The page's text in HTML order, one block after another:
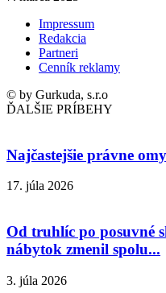
Impressum
Redakcia
Partneri
Cenník reklamy
© by Gurkuda, s.r.o
ĎALŠIE PRÍBEHY
Najčastejšie právne
17. júla 2026
Od truhlíc po posuvné
nábytok zmenil spolu...
3. júla 2026